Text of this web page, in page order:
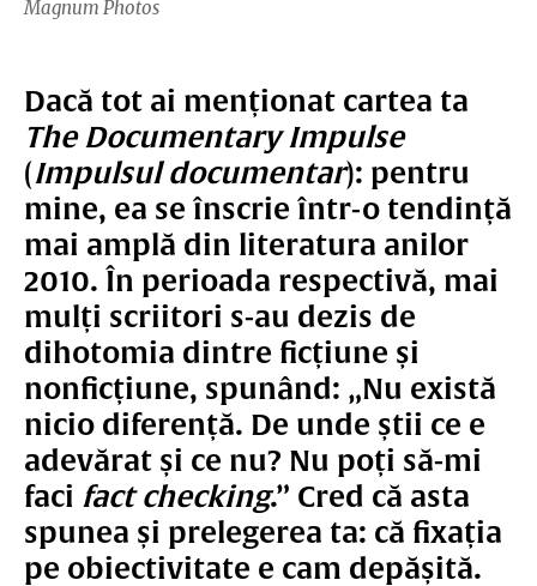
Magnum Photos
Dacă tot ai menționat cartea ta
The Documentary Impulse
(Impulsul documentar): pentru
mine, ea se înscrie într-o tendință
mai amplă din literatura anilor
2010. În perioada respectivă, mai
mulți scriitori s-au dezis de
dihotomia dintre ficțiune și
nonficțiune, spunând: „Nu există
nicio diferență. De unde știi ce e
adevărat și ce nu? Nu poți să-mi
faci fact checking.” Cred că asta
spunea și prelegerea ta: că fixația
pe obiectivitate e cam depășită.